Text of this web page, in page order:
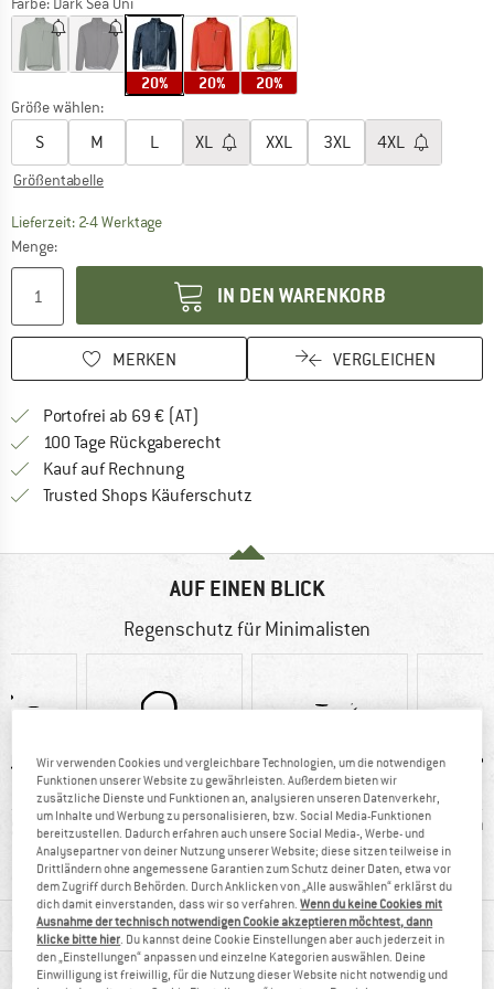
20% 20% 20%
Größe wählen:
S M L XL XXL 3XL 4XL
Größentabelle
Lieferzeit: 2-4 WerktageDer Link öffnet sich in einer Infobox und
Menge:
IN DEN WARENKORB
MERKEN VERGLEICHEN
Portofrei ab 69 € (AT)
100 Tage Rückgaberecht
Kauf auf RechnungFinde die Zahlungs-Infos hier! Öffnet
Trusted Shops Käuferschutz
AUF EINEN BLICK
Regenschutz für Minimalisten
90%
Weiterempfehlung
Kunden sagen:
leicht
MATERIALINFOS & FEATURES
PRODUKTBESCHREIBUNG
Wir verwenden Cookies und vergleichbare Technologien, um die notwendigen
Funktionen unserer Website zu gewährleisten. Außerdem bieten wir
zusätzliche Dienste und Funktionen an, analysieren unseren Datenverkehr,
um Inhalte und Werbung zu personalisieren, bzw. Social Media-Funktionen
bereitzustellen. Dadurch erfahren auch unsere Social Media-, Werbe- und
Analysepartner von deiner Nutzung unserer Website; diese sitzen teilweise in
Drittländern ohne angemessene Garantien zum Schutz deiner Daten, etwa vor
dem Zugriff durch Behörden. Durch Anklicken von „Alle auswählen“ erklärst du
dich damit einverstanden, dass wir so verfahren.Wenn du keine Cookies mit
Ausnahme der technisch notwendigen Cookie akzeptieren möchtest, dann
klicke bitte hier . Du kannst deine Cookie Einstellungen aber auch jederzeit in
den „Einstellungen“ anpassen und einzelne Kategorien auswählen. Deine
Einwilligung ist freiwillig, für die Nutzung dieser Website nicht notwendig und